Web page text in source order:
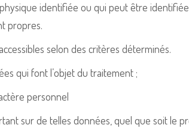
identifiée ou qui peut être
propres.
selon des critères déterminés.
qui font l’objet du traitement ;
personnel
sur de telles données, quel que soit le